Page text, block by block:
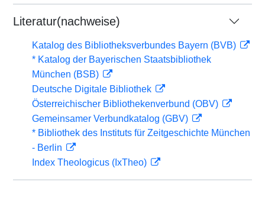
Literatur(nachweise)
Katalog des Bibliotheksverbundes Bayern (BVB)
* Katalog der Bayerischen Staatsbibliothek
München (BSB)
Deutsche Digitale Bibliothek
Österreichischer Bibliothekenverbund (OBV)
Gemeinsamer Verbundkatalog (GBV)
* Bibliothek des Instituts für Zeitgeschichte München
- Berlin
Index Theologicus (IxTheo)